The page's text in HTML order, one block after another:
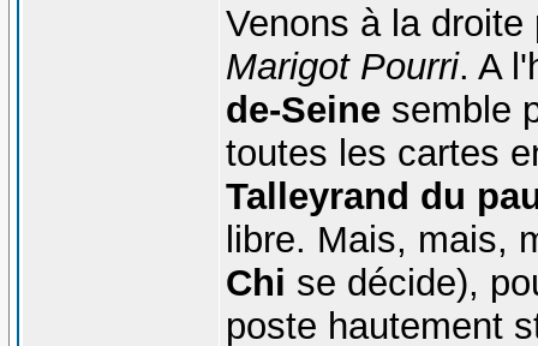
Venons à la
Marigot Pourri. A
de-Seinesemble
toutes les cartes
Talleyrand du
libre. Mais, mais,
Chi se décide),
poste hautement